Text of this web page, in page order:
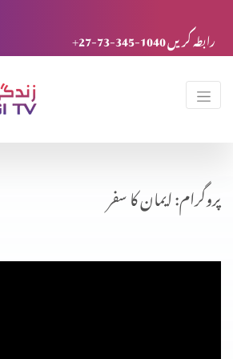
+27-73-345-1040 رابطہ کریں
پروگرام: ایمان کا سفر